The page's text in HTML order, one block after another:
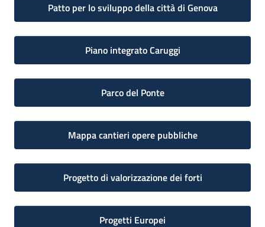
Patto per lo sviluppo della città di Genova
Piano integrato Caruggi
Parco del Ponte
Mappa cantieri opere pubbliche
Progetto di valorizzazione dei forti
Progetti Europei